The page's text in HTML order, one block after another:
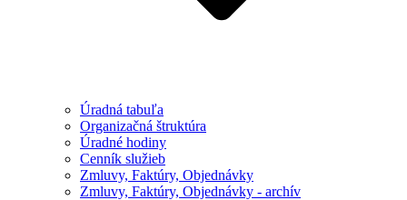
Úradná tabuľa
Organizačná štruktúra
Úradné hodiny
Cenník služieb
Zmluvy, Faktúry, Objednávky
Zmluvy, Faktúry, Objednávky - archív